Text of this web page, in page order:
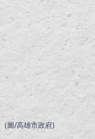
(圖/高雄市政府)